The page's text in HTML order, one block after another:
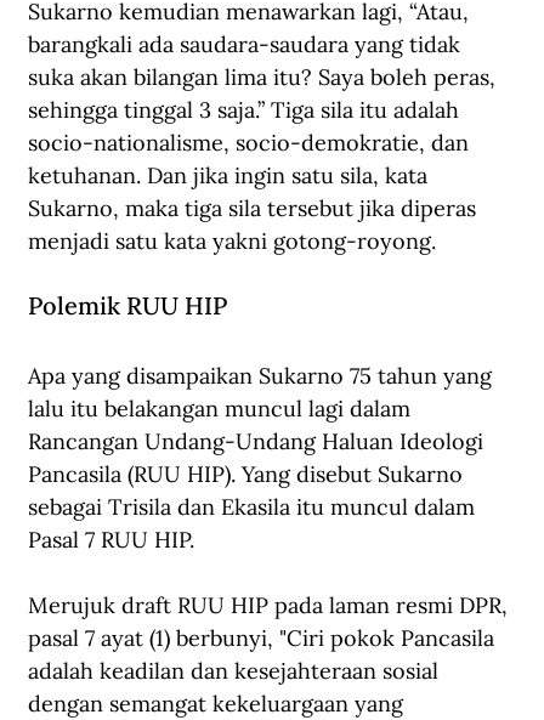
Sukarno kemudian menawarkan lagi, “Atau,
barangkali ada saudara-saudara yang tidak
suka akan bilangan lima itu? Saya boleh peras,
sehingga tinggal 3 saja.” Tiga sila itu adalah
socio-nationalisme, socio-demokratie, dan
ketuhanan. Dan jika ingin satu sila, kata
Sukarno, maka tiga sila tersebut jika diperas
menjadi satu kata yakni gotong-royong.
Polemik RUU HIP
Apa yang disampaikan Sukarno 75 tahun yang
lalu itu belakangan muncul lagi dalam
Rancangan Undang-Undang Haluan Ideologi
Pancasila (RUU HIP). Yang disebut Sukarno
sebagai Trisila dan Ekasila itu muncul dalam
Pasal 7 RUU HIP.
Merujuk draft RUU HIP pada laman resmi DPR,
pasal 7 ayat (1) berbunyi, "Ciri pokok Pancasila
adalah keadilan dan kesejahteraan sosial
dengan semangat kekeluargaan yang